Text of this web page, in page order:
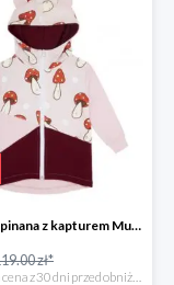
Bluza rozpinana z kapturem Muchomory
zł*